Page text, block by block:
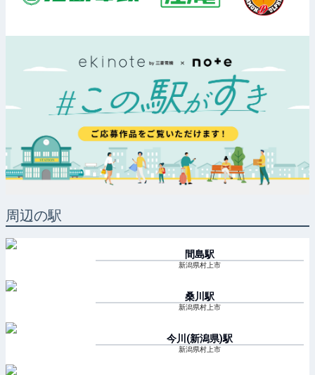
周辺の駅
間島駅
新潟県村上市
桑川 駅
新潟県村上市
今川(新潟県)駅
新潟県村上市